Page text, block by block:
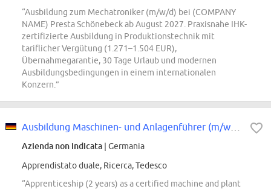
“Ausbildung zum Mechatroniker (m/w/d) bei (COMPANY
NAME) Presta Schönebeck ab August 2027. Praxisnahe IHK-
zertifizierte Ausbildung in Produktionstechnik mit
tariflicher Vergütung (1.271–1.504 EUR),
Übernahmegarantie, 30 Tage Urlaub und modernen
Ausbildungsbedingungen in einem internationalen
Konzern.”
Azienda non indicata | Germania
Apprendistato duale, Ricerca, Tedesco
“Apprenticeship (2 years) as a certified machine and plant